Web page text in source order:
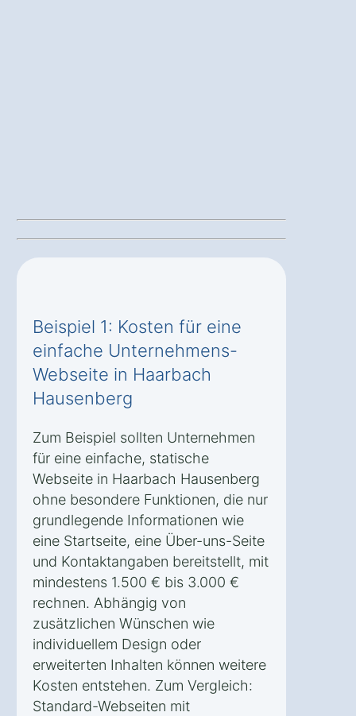
Beispiel 1: Kosten für eine
einfache Unternehmens-
Webseite in Haarbach
Hausenberg
Zum Beispiel sollten Unternehmen
für eine einfache, statische
Webseite in Haarbach Hausenberg
ohne besondere Funktionen, die nur
grundlegende Informationen wie
eine Startseite, eine Über-uns-Seite
und Kontaktangaben bereitstellt, mit
mindestens 1.500 € bis 3.000 €
rechnen. Abhängig von
zusätzlichen Wünschen wie
individuellem Design oder
erweiterten Inhalten können weitere
Kosten entstehen. Zum Vergleich:
Standard-Webseiten mit